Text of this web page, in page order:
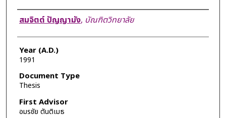
Author
สมจิตต์ ปัญญามัง, บัณฑิตวิทยาลัย
Year (A.D.)
1991
Document Type
Thesis
First Advisor
อมรชัย ตันติเมธ